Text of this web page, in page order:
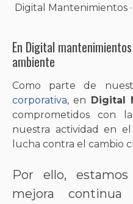
Digital Mantenimientos ·
En Digital
ambiente
Como parte de
corporativa, en Digital
comprometidos con
nuestra actividad en
lucha contra el cambio
Por ello,
mejora